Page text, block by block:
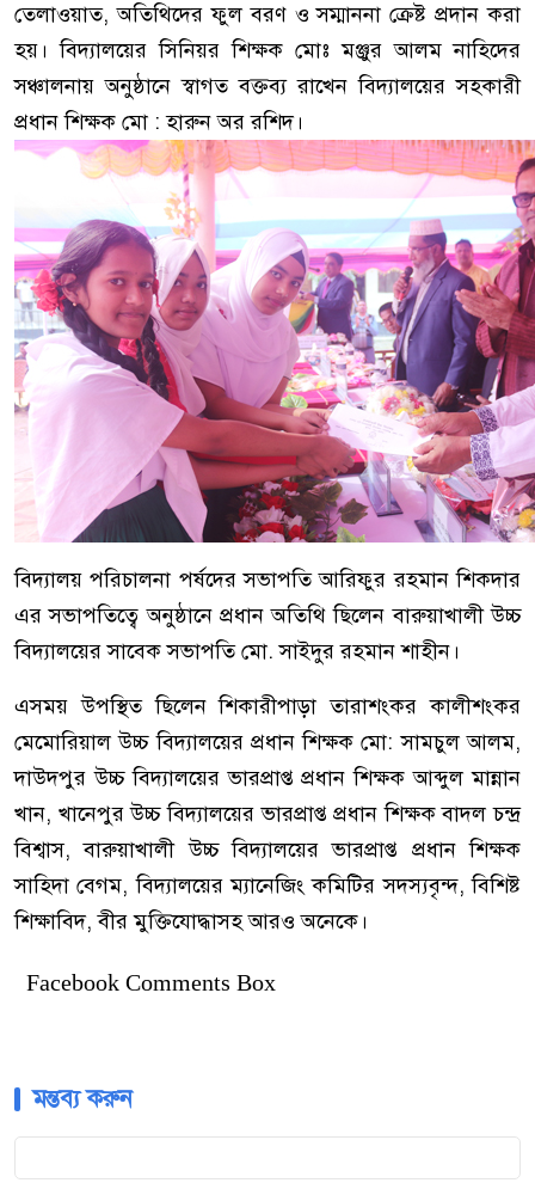
তেলাওয়াত, অতিথিদের ফুল বরণ ও সম্মাননা ক্রেষ্ট প্রদান করা
হয়। বিদ্যালয়ের সিনিয়র শিক্ষক মোঃ মঞ্জুর আলম নাহিদের
সঞ্চালনায় অনুষ্ঠানে স্বাগত বক্তব্য রাখেন বিদ্যালয়ের সহকারী
প্রধান শিক্ষক মো : হারুন অর রশিদ।
বিদ্যালয় পরিচালনা পর্ষদের সভাপতি আরিফুর রহমান শিকদার
এর সভাপতিত্বে অনুষ্ঠানে প্রধান অতিথি ছিলেন বারুয়াখালী উচ্চ
বিদ্যালয়ের সাবেক সভাপতি মো. সাইদুর রহমান শাহীন।
এসময় উপস্থিত ছিলেন শিকারীপাড়া তারাশংকর কালীশংকর
মেমোরিয়াল উচ্চ বিদ্যালয়ের প্রধান শিক্ষক মো: সামচুল আলম,
দাউদপুর উচ্চ বিদ্যালয়ের ভারপ্রাপ্ত প্রধান শিক্ষক আব্দুল মান্নান
খান, খানেপুর উচ্চ বিদ্যালয়ের ভারপ্রাপ্ত প্রধান শিক্ষক বাদল চন্দ্র
বিশ্বাস, বারুয়াখালী উচ্চ বিদ্যালয়ের ভারপ্রাপ্ত প্রধান শিক্ষক
সাহিদা বেগম, বিদ্যালয়ের ম্যানেজিং কমিটির সদস্যবৃন্দ, বিশিষ্ট
শিক্ষাবিদ, বীর মুক্তিযোদ্ধাসহ আরও অনেকে।
Facebook Comments Box
মন্তব্য করুন